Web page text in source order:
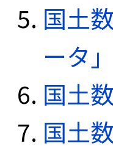
国土
ータ
国土
国土